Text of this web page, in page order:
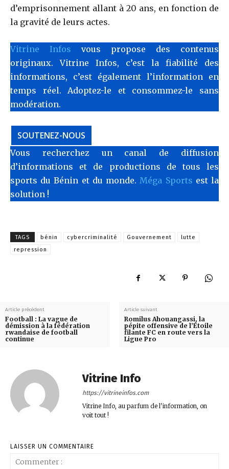
d’emprisonnement allant à 20 ans, en fonction de
la gravité de leurs actes.
Vitrine Infos vous propose des contenus
originaux. Vitrine Infos, c’est la fiabilité des
informations, c’est également l’information en
temps réel. Adoptez-le et consommez-le sans
modération.
SOUTENEZ-NOUS
Vous recherchez un canal de diffusion
d’informations et de productions de tous les
sports du Bénin et du monde. Méga Sports est la
solution !
TAGS bénin cybercriminalité Gouvernement
lutte
repression
Article précédent
Football : La vague de
démission à la fédération
rwandaise de football
continue
Article suivant
Romilus Ahouangassi, la
pépite offensive de l’Étoile
filante FC en route vers la
Ligue Pro
Vitrine Info
https://vitrineinfos.com
Vitrine Info, au parfum de l'information, on
voit tout !
LAISSER UN COMMENTAIRE